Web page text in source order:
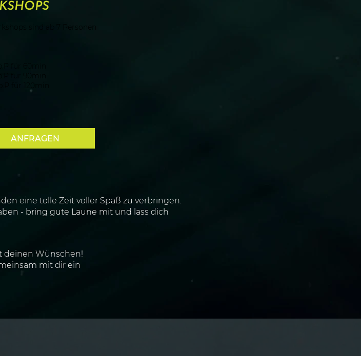
ANFRAGEN
eine tolle Zeit voller Spaß zu verbringen.
- bring gute Laune mit und lass dich
deinen Wünschen!
mit dir ein